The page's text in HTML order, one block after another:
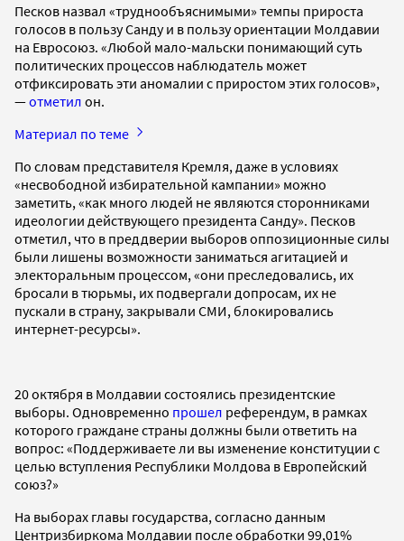
Песков назвал «труднообъяснимыми» темпы прироста
голосов в пользу Санду и в пользу ориентации Молдавии
на Евросоюз. «Любой мало-мальски понимающий суть
политических процессов наблюдатель может
отфиксировать эти аномалии с приростом этих голосов»,
—отметил он.
Материал по теме
По словам представителя Кремля, даже в условиях
«несвободной избирательной кампании» можно
заметить, «как много людей не являются сторонниками
идеологии действующего президента Санду». Песков
отметил, что в преддверии выборов оппозиционные силы
были лишены возможности заниматься агитацией и
электоральным процессом, «они преследовались, их
бросали в тюрьмы, их подвергали допросам, их не
пускали в страну, закрывали СМИ, блокировались
интернет-ресурсы».
20 октября в Молдавии состоялись президентские
выборы. Одновременно прошел референдум, в рамках
которого граждане страны должны были ответить на
вопрос: «Поддерживаете ли вы изменение конституции с
целью вступления Республики Молдова в Европейский
союз?»
На выборах главы государства, согласно данным
Центризбиркома Молдавии после обработки 99,01%